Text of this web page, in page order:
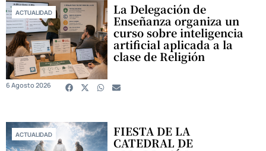
ACTUALIDAD La Delegación de
Enseñanza organiza un
curso sobre inteligencia
artificial aplicada a la
clase de Religión
6 Agosto 2026
ACTUALIDAD FIESTA DE LA
CATEDRAL DE